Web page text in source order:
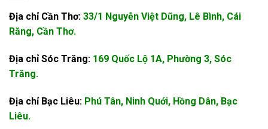
Địa chỉ Cần Thơ: 33/1 Nguyễn Việt Dũng, Lê Bình, Cái
Răng, Cần Thơ.
Địa chỉ Sóc Trăng: 169 Quốc Lộ 1A, Phường 3, Sóc
Trăng.
Địa chỉ Bạc Liêu: Phú Tân, Ninh Quới, Hồng Dân, Bạc
Liêu.